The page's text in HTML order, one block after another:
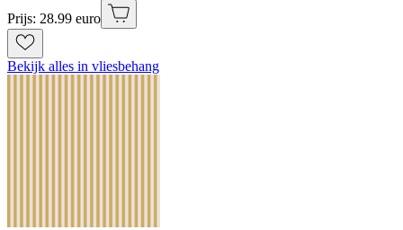
Prijs: 28.99 euro
Bekijk alles in vliesbehang